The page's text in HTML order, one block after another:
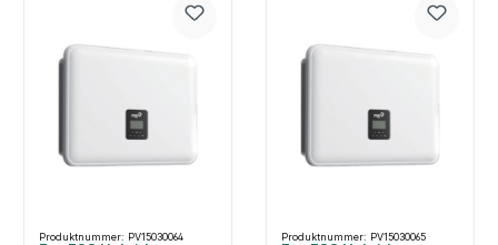
Produktnummer: PV15030064 Produktnummer: PV15030065